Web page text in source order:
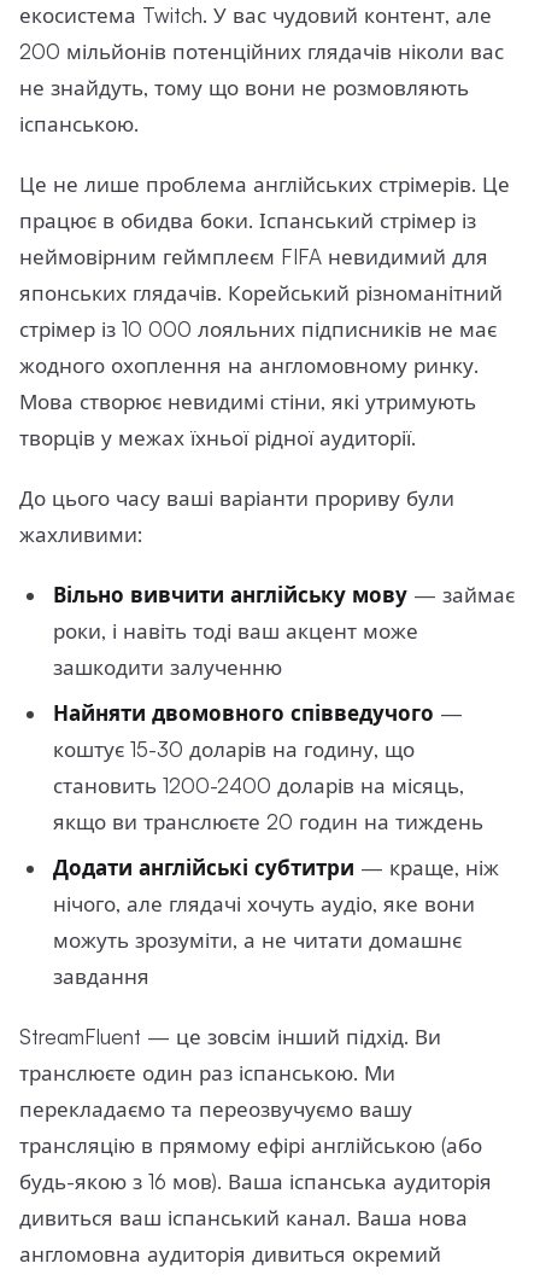
екосистема Twitch. У вас чудовий контент, але
200 мільйонів потенційних глядачів ніколи вас
не знайдуть, тому що вони не розмовляють
іспанською.
Це не лише проблема англійських стрімерів. Це
працює в обидва боки. Іспанський стрімер із
неймовірним геймплеєм FIFA невидимий для
японських глядачів. Корейський різноманітний
стрімер із 10 000 лояльних підписників не має
жодного охоплення на англомовному ринку.
Мова створює невидимі стіни, які утримують
творців у межах їхньої рідної аудиторії.
До цього часу ваші варіанти прориву були
жахливими:
Вільно вивчити англійську мову — займає
роки, і навіть тоді ваш акцент може
зашкодити залученню
Найняти двомовного співведучого —
коштує 15-30 доларів на годину, що
становить 1200-2400 доларів на місяць,
якщо ви транслюєте 20 годин на тиждень
Додати англійські субтитри — краще, ніж
нічого, але глядачі хочуть аудіо, яке вони
можуть зрозуміти, а не читати домашнє
завдання
StreamFluent — це зовсім інший підхід. Ви
транслюєте один раз іспанською. Ми
перекладаємо та переозвучуємо вашу
трансляцію в прямому ефірі англійською (або
будь-якою з 16 мов). Ваша іспанська аудиторія
дивиться ваш іспанський канал. Ваша нова
англомовна аудиторія дивиться окремий